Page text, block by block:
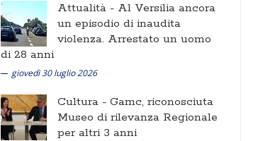
Attualità - Al Versilia ancora
un episodio di inaudita
violenza. Arrestato un uomo
di 28 anni
giovedì 30 luglio 2026
Cultura - Gamc, riconosciuta
Museo di rilevanza Regionale
per altri 3 anni